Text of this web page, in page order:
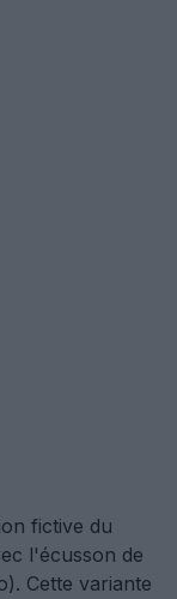
fictive du
l'écusson de
Cette variante